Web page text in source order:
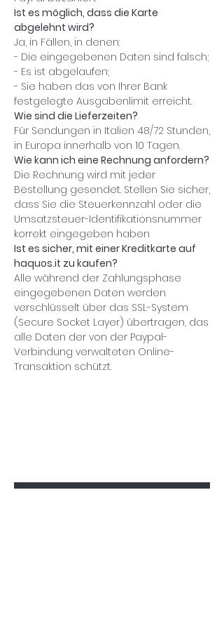
Ist es möglich, dass die Karte
abgelehnt wird?
Ja, in Fällen, in denen:
- Die eingegebenen Daten sind falsch;
- Es ist abgelaufen;
- Sie haben das von Ihrer Bank
festgelegte Ausgabenlimit erreicht.
Wie sind die Lieferzeiten?
Für Sendungen in Italien 48/72 Stunden,
in Europa innerhalb von 10 Tagen.
Wie kann ich eine Rechnung anfordern?
Die Rechnung wird mit jeder
Bestellung gesendet. Stellen Sie sicher,
dass Sie die Steuerkennzahl oder die
Umsatzsteuer-Identifikationsnummer
korrekt eingegeben haben
Ist es sicher, mit einer Kreditkarte auf
haquos.it zu kaufen?
Alle während der Zahlungsphase
eingegebenen Daten werden
verschlüsselt über das SSL-System
(Secure Socket Layer) übertragen, das
alle Daten der von der Paypal-
Verbindung verwalteten Online-
Transaktion schützt.